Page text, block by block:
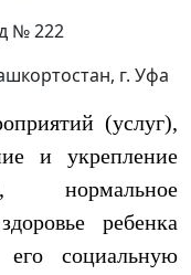
№ 222
г. Уфа
(услуг),
и укрепление
нормальное
ребенка
его социальную